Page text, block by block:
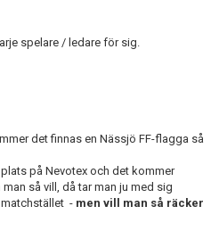
spelare / ledare för sig.
det finnas en Nässjö FF-flagga så
på Nevotex och det kommer
så vill, då tar man ju med sig
- men vill man så räcker